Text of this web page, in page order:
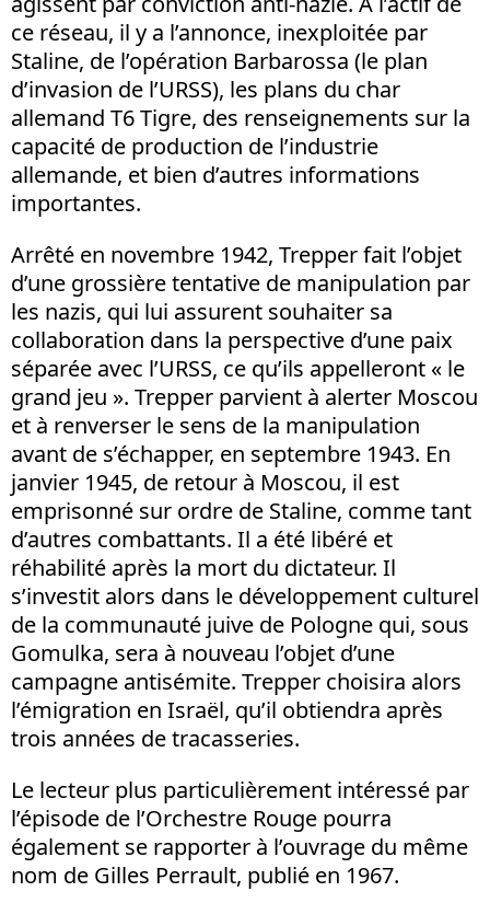
ce réseau, il y a l’annonce, inexploitée par
Staline, de l’opération Barbarossa (le plan
d’invasion de l’URSS), les plans du char
allemand T6 Tigre, des renseignements sur la
capacité de production de l’industrie
allemande, et bien d’autres informations
importantes.
Arrêté en novembre 1942, Trepper fait l’objet
d’une grossière tentative de manipulation par
les nazis, qui lui assurent souhaiter sa
collaboration dans la perspective d’une paix
séparée avec l’URSS, ce qu’ils appelleront « le
grand jeu ». Trepper parvient à alerter Moscou
et à renverser le sens de la manipulation
avant de s’échapper, en septembre 1943. En
janvier 1945, de retour à Moscou, il est
emprisonné sur ordre de Staline, comme tant
d’autres combattants. Il a été libéré et
réhabilité après la mort du dictateur. Il
s’investit alors dans le développement culturel
de la communauté juive de Pologne qui, sous
Gomulka, sera à nouveau l’objet d’une
campagne antisémite. Trepper choisira alors
l’émigration en Israël, qu’il obtiendra après
trois années de tracasseries.
Le lecteur plus particulièrement intéressé par
l’épisode de l’Orchestre Rouge pourra
également se rapporter à l’ouvrage du même
nom de Gilles Perrault, publié en 1967.